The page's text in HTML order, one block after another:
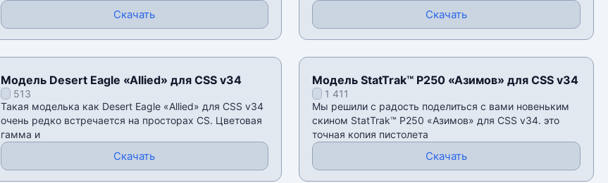
Скачать Скачать
Модель Desert Eagle «Allied» для CSS v34
513
Такая моделька как Desert Eagle «Allied» для CSS v34
очень редко встречается на просторах CS. Цветовая
гамма и
Скачать
Модель StatTrak™ P250 «Азимов» для CSS v34
1 411
Мы решили с радость поделиться с вами новеньким
скином StatTrak™ P250 «Азимов» для CSS v34. это
точная копия пистолета
Скачать